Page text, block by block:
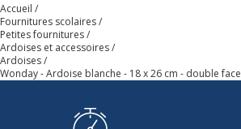
Accueil
Fournitures scolaires
Petites fournitures
Ardoises et accessoires
Ardoises
Wonday - Ardoise blanche - 18 x 26 cm - double face